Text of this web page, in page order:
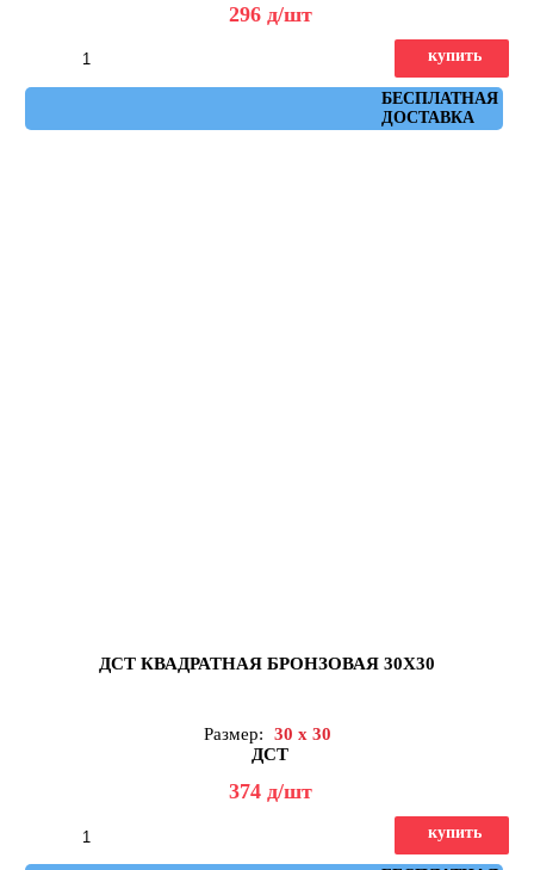
296 д/шт
БЕСПЛАТНАЯ
ДОСТАВКА
купить
ДСТ КВАДРАТНАЯ БРОНЗОВАЯ 30Х30
Размер:
30 x 30
ДСТ
374 д/шт
купить